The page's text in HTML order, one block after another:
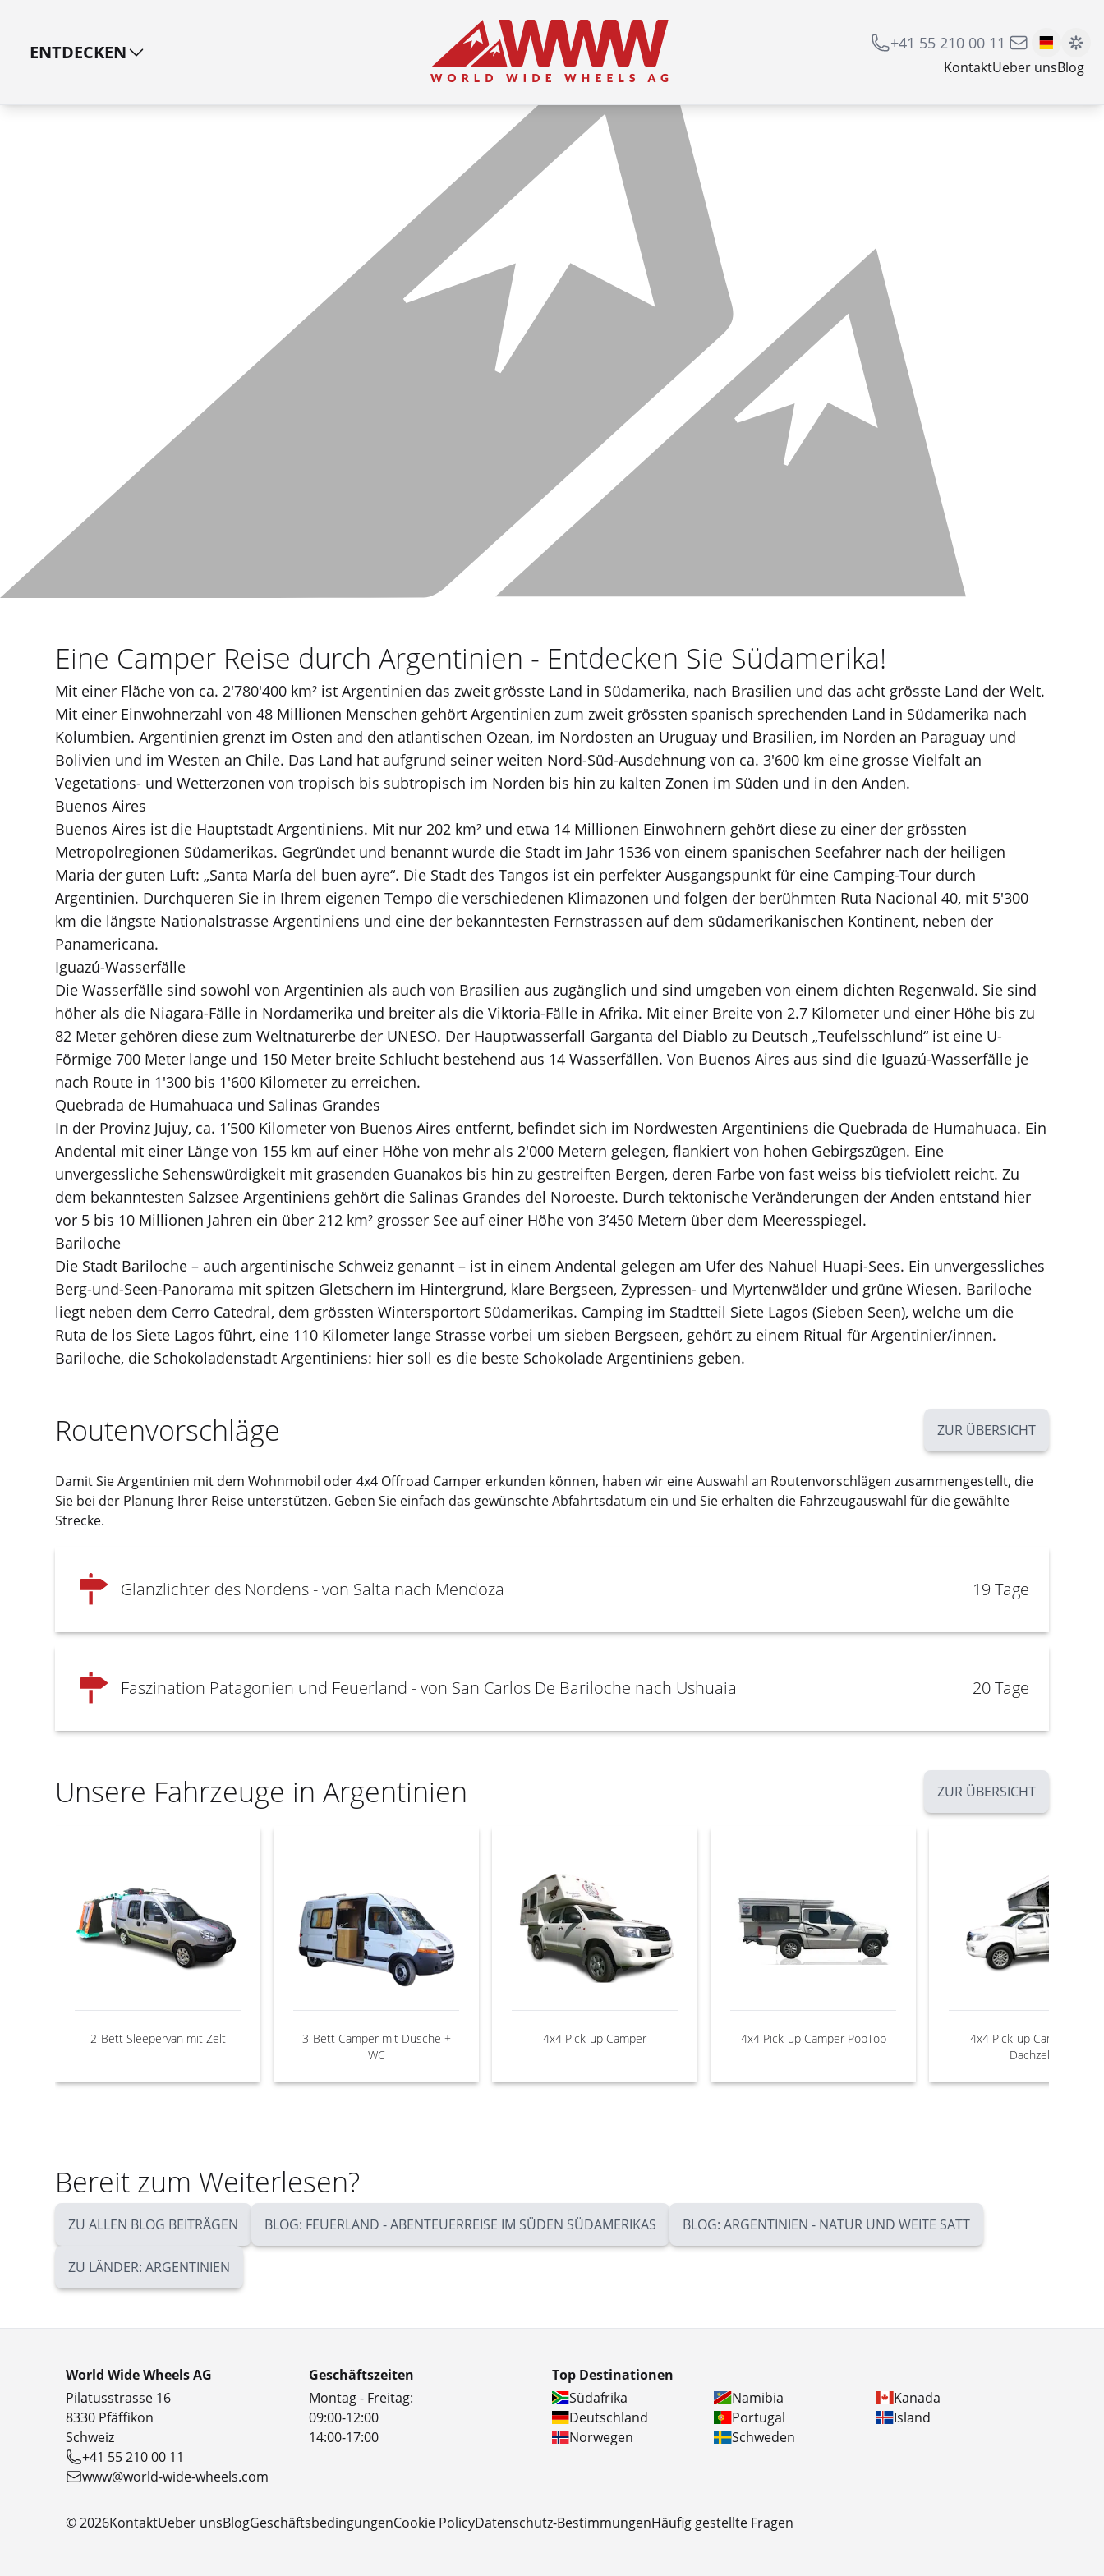
ENTDECKEN +41 55 210 00 11
KontaktUeber unsBlog
Eine Camper Reise durch Argentinien - Entdecken Sie Südamerika!
Mit einer Fläche von ca. 2'780'400 km² ist Argentinien das zweit grösste Land in Südamerika, nach Brasilien und das acht grösste Land der Welt.
Mit einer Einwohnerzahl von 48 Millionen Menschen gehört Argentinien zum zweit grössten spanisch sprechenden Land in Südamerika nach
Kolumbien. Argentinien grenzt im Osten and den atlantischen Ozean, im Nordosten an Uruguay und Brasilien, im Norden an Paraguay und
Bolivien und im Westen an Chile. Das Land hat aufgrund seiner weiten Nord-Süd-Ausdehnung von ca. 3'600 km eine grosse Vielfalt an
Vegetations- und Wetterzonen von tropisch bis subtropisch im Norden bis hin zu kalten Zonen im Süden und in den Anden.
Buenos Aires
Buenos Aires ist die Hauptstadt Argentiniens. Mit nur 202 km² und etwa 14 Millionen Einwohnern gehört diese zu einer der grössten
Metropolregionen Südamerikas. Gegründet und benannt wurde die Stadt im Jahr 1536 von einem spanischen Seefahrer nach der heiligen
Maria der guten Luft: „Santa María del buen ayre“. Die Stadt des Tangos ist ein perfekter Ausgangspunkt für eine Camping-Tour durch
Argentinien. Durchqueren Sie in Ihrem eigenen Tempo die verschiedenen Klimazonen und folgen der berühmten Ruta Nacional 40, mit 5'300
km die längste Nationalstrasse Argentiniens und eine der bekanntesten Fernstrassen auf dem südamerikanischen Kontinent, neben der
Panamericana.
Iguazú-Wasserfälle
Die Wasserfälle sind sowohl von Argentinien als auch von Brasilien aus zugänglich und sind umgeben von einem dichten Regenwald. Sie sind
höher als die Niagara-Fälle in Nordamerika und breiter als die Viktoria-Fälle in Afrika. Mit einer Breite von 2.7 Kilometer und einer Höhe bis zu
82 Meter gehören diese zum Weltnaturerbe der UNESO. Der Hauptwasserfall Garganta del Diablo zu Deutsch „Teufelsschlund“ ist eine U-
Förmige 700 Meter lange und 150 Meter breite Schlucht bestehend aus 14 Wasserfällen. Von Buenos Aires aus sind die Iguazú-Wasserfälle je
nach Route in 1'300 bis 1'600 Kilometer zu erreichen.
Quebrada de Humahuaca und Salinas Grandes
In der Provinz Jujuy, ca. 1’500 Kilometer von Buenos Aires entfernt, befindet sich im Nordwesten Argentiniens die Quebrada de Humahuaca. Ein
Andental mit einer Länge von 155 km auf einer Höhe von mehr als 2'000 Metern gelegen, flankiert von hohen Gebirgszügen. Eine
unvergessliche Sehenswürdigkeit mit grasenden Guanakos bis hin zu gestreiften Bergen, deren Farbe von fast weiss bis tiefviolett reicht. Zu
dem bekanntesten Salzsee Argentiniens gehört die Salinas Grandes del Noroeste. Durch tektonische Veränderungen der Anden entstand hier
vor 5 bis 10 Millionen Jahren ein über 212 km² grosser See auf einer Höhe von 3’450 Metern über dem Meeresspiegel.
Bariloche
Die Stadt Bariloche – auch argentinische Schweiz genannt – ist in einem Andental gelegen am Ufer des Nahuel Huapi-Sees. Ein unvergessliches
Berg-und-Seen-Panorama mit spitzen Gletschern im Hintergrund, klare Bergseen, Zypressen- und Myrtenwälder und grüne Wiesen. Bariloche
liegt neben dem Cerro Catedral, dem grössten Wintersportort Südamerikas. Camping im Stadtteil Siete Lagos (Sieben Seen), welche um die
Ruta de los Siete Lagos führt, eine 110 Kilometer lange Strasse vorbei um sieben Bergseen, gehört zu einem Ritual für Argentinier/innen.
Bariloche, die Schokoladenstadt Argentiniens: hier soll es die beste Schokolade Argentiniens geben.
Routenvorschläge ZUR ÜBERSICHT
Damit Sie Argentinien mit dem Wohnmobil oder 4x4 Offroad Camper erkunden können, haben wir eine Auswahl an Routenvorschlägen zusammengestellt, die
Sie bei der Planung Ihrer Reise unterstützen. Geben Sie einfach das gewünschte Abfahrtsdatum ein und Sie erhalten die Fahrzeugauswahl für die gewählte
Strecke.
Glanzlichter des Nordens - von Salta nach Mendoza 19 Tage
Faszination Patagonien und Feuerland - von San Carlos De Bariloche nach Ushuaia 20 Tage
Unsere Fahrzeuge in Argentinien ZUR ÜBERSICHT
2-Bett Sleepervan mit Zelt
3-Bett Camper mit Dusche +
WC
4x4 Pick-up Camper 4x4 Pick-up Camper PopTop
4x4 Pick-up Camper mit
Dachzelt
Bereit zum Weiterlesen?
ZU ALLEN BLOG BEITRÄGEN BLOG: FEUERLAND - ABENTEUERREISE IM SÜDEN SÜDAMERIKAS BLOG: ARGENTINIEN - NATUR UND WEITE SATT
ZU LÄNDER: ARGENTINIEN
World Wide Wheels AG
Pilatusstrasse 16
8330 Pfäffikon
Schweiz
+41 55 210 00 11
www@world-wide-wheels.com
Geschäftszeiten
Montag - Freitag:
09:00-12:00
14:00-17:00
Top Destinationen
Südafrika
Namibia
Kanada
Deutschland
Portugal
Island
Norwegen
Schweden
© 2026KontaktUeber unsBlogGeschäftsbedingungenCookie PolicyDatenschutz-BestimmungenHäufig gestellte Fragen